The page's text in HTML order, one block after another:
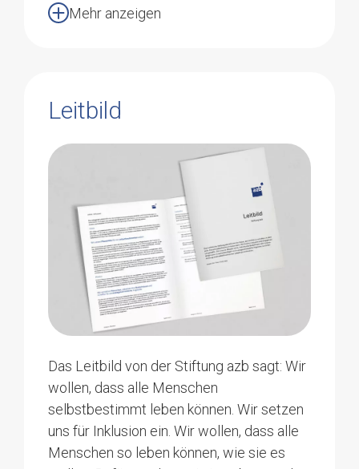
Heilpädagogin
6260 Reiden
Urs Dätwyler
Energieingenieur
4805 Brittnau
Nicole Schätti Vonäsch
Stiftungsrätin
Rechtsanwältin
4800 Zofingen
Stiftungsrat
Group CFO
4800 Zofingen
Marco
Sutter
Geschäftsführer
062 746 96 10
marco.sutter@azb.ch
Mehr anzeigen
Leitbild
Das Leitbild von der Stiftung azb sagt: Wir
wollen, dass alle Menschen
selbstbestimmt leben können. Wir setzen
uns für Inklusion ein. Wir wollen, dass alle
Menschen so leben können, wie sie es